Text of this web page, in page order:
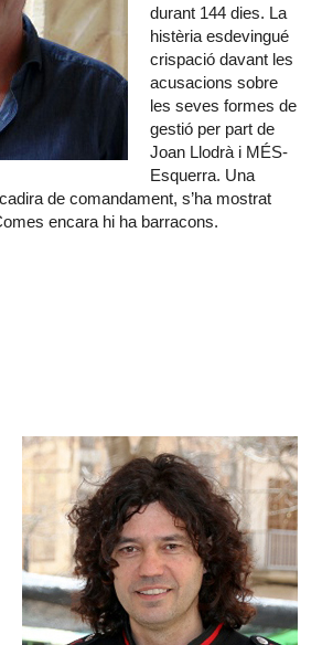
durant 144 dies. La
histèria esdevingué
crispació davant les
acusacions sobre
les seves formes de
gestió per part de
Joan Llodrà i MÉS-
Esquerra. Una
de comandament, s’ha mostrat
encara hi ha barracons.